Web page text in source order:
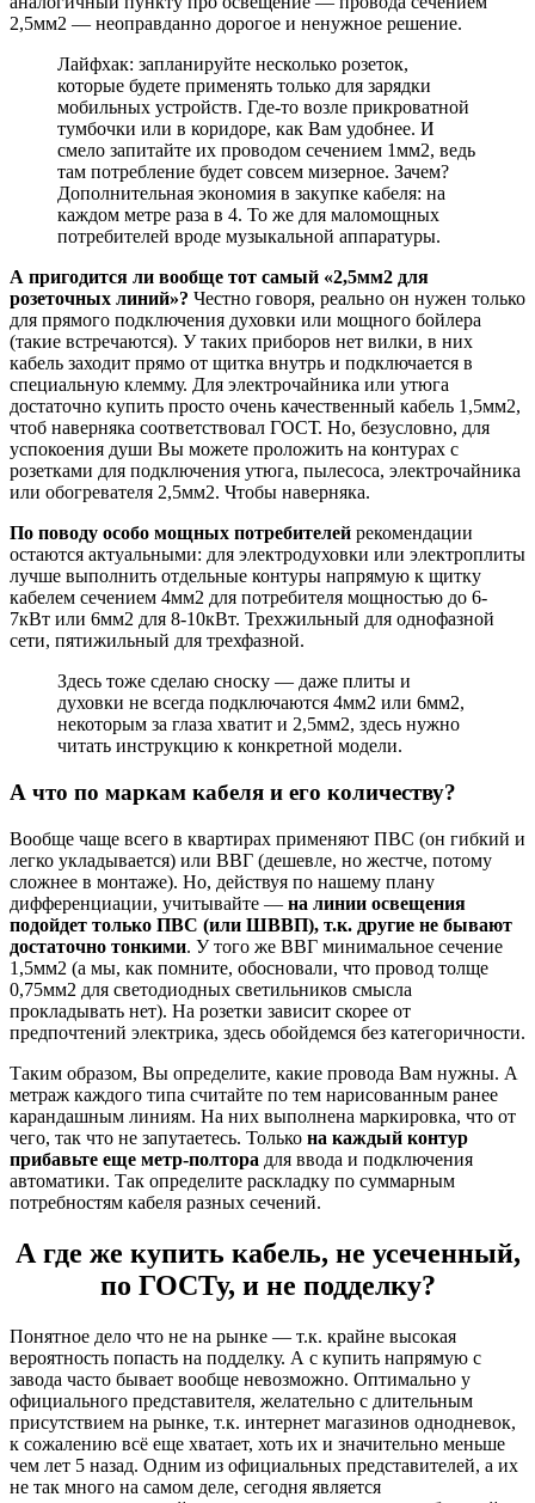
2,5мм2 — неоправданно дорогое и ненужное решение.
Лайфхак: запланируйте несколько розеток,
которые будете применять только для зарядки
мобильных устройств. Где-то возле прикроватной
тумбочки или в коридоре, как Вам удобнее. И
смело запитайте их проводом сечением 1мм2, ведь
там потребление будет совсем мизерное. Зачем?
Дополнительная экономия в закупке кабеля: на
каждом метре раза в 4. То же для маломощных
потребителей вроде музыкальной аппаратуры.
А пригодится ли вообще тот самый «2,5мм2 для
розеточных линий»? Честно говоря, реально он нужен только
для прямого подключения духовки или мощного бойлера
(такие встречаются). У таких приборов нет вилки, в них
кабель заходит прямо от щитка внутрь и подключается в
специальную клемму. Для электрочайника или утюга
достаточно купить просто очень качественный кабель 1,5мм2,
чтоб наверняка соответствовал ГОСТ. Но, безусловно, для
успокоения души Вы можете проложить на контурах с
розетками для подключения утюга, пылесоса, электрочайника
или обогревателя 2,5мм2. Чтобы наверняка.
По поводу особо мощных потребителей рекомендации
остаются актуальными: для электродуховки или электроплиты
лучше выполнить отдельные контуры напрямую к щитку
кабелем сечением 4мм2 для потребителя мощностью до 6-
7кВт или 6мм2 для 8-10кВт. Трехжильный для однофазной
сети, пятижильный для трехфазной.
Здесь тоже сделаю сноску — даже плиты и
духовки не всегда подключаются 4мм2 или 6мм2,
некоторым за глаза хватит и 2,5мм2, здесь нужно
читать инструкцию к конкретной модели.
А что по маркам кабеля и его количеству?
Вообще чаще всего в квартирах применяют ПВС (он гибкий и
легко укладывается) или ВВГ (дешевле, но жестче, потому
сложнее в монтаже). Но, действуя по нашему плану
дифференциации, учитывайте — на линии освещения
подойдет только ПВС (или ШВВП), т.к. другие не бывают
достаточно тонкими. У того же ВВГ минимальное сечение
1,5мм2 (а мы, как помните, обосновали, что провод толще
0,75мм2 для светодиодных светильников смысла
прокладывать нет). На розетки зависит скорее от
предпочтений электрика, здесь обойдемся без категоричности.
Таким образом, Вы определите, какие провода Вам нужны. А
метраж каждого типа считайте по тем нарисованным ранее
карандашным линиям. На них выполнена маркировка, что от
чего, так что не запутаетесь. Только на каждый контур
прибавьте еще метр-полтора для ввода и подключения
автоматики. Так определите раскладку по суммарным
потребностям кабеля разных сечений.
А где же купить кабель, не усеченный,
по ГОСТу, и не подделку?
Понятное дело что не на рынке — т.к. крайне высокая
вероятность попасть на подделку. А с купить напрямую с
завода часто бывает вообще невозможно. Оптимально у
официального представителя, желательно с длительным
присутствием на рынке, т.к. интернет магазинов однодневок,
к сожалению всё еще хватает, хоть их и значительно меньше
чем лет 5 назад. Одним из официальных представителей, а их
не так много на самом деле, сегодня является